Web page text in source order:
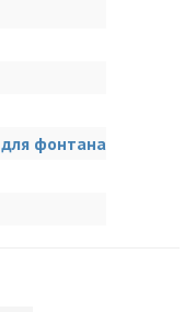
для фонтана